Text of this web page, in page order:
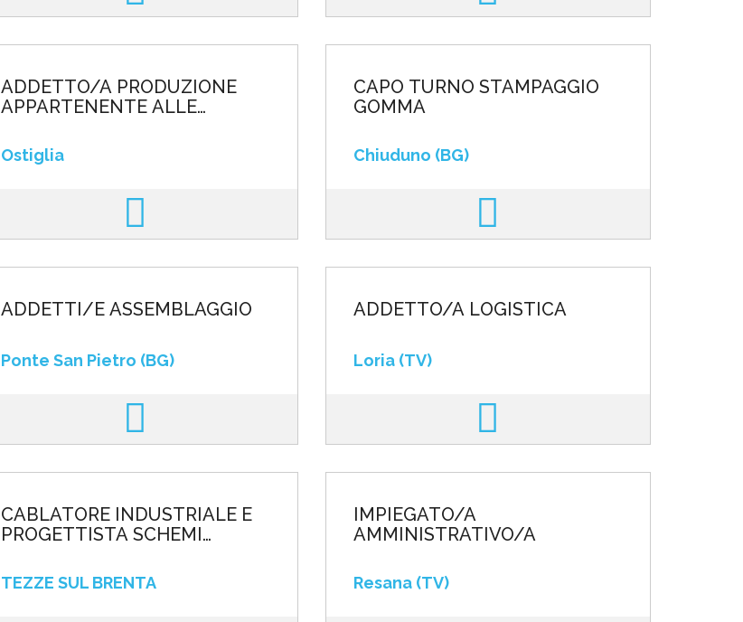
ADDETTO/A PRODUZIONE
APPARTENENTE ALLE
ALL'ART. 1 L. 68/99
Ostiglia
CAPO TURNO STAMPAGGIO
GOMMA
Chiuduno (BG)
ADDETTI/E ASSEMBLAGGIO
Ponte San Pietro (BG)
ADDETTO/A LOGISTICA
Loria (TV)
CABLATORE INDUSTRIALE E
PROGETTISTA SCHEMI
TEZZE SUL BRENTA
IMPIEGATO/A
AMMINISTRATIVO/A
Resana (TV)